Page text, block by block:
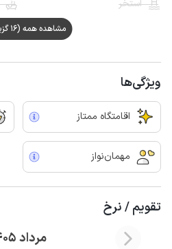
استخر
مشاهده همه (16 گزینه)
ویژگی‌ها
اقامتگاه ممتاز
مهمان‌نواز
تقویم / نرخ
مرداد 1405